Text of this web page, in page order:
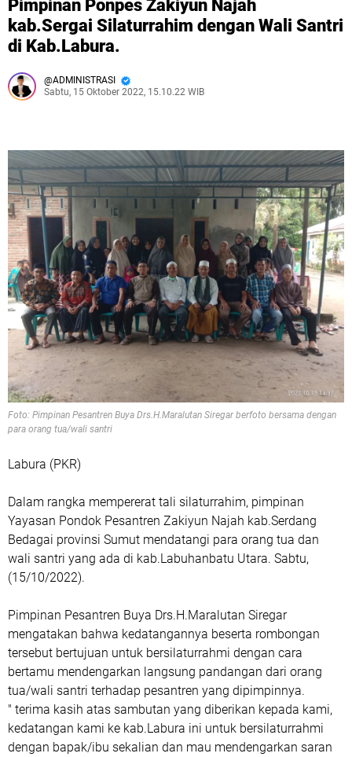
Pimpinan Ponpes Zakiyun Najah
kab.Sergai Silaturrahim dengan Wali Santri
di Kab.Labura.
ADMINISTRASI
Sabtu, 15 Oktober 2022, 15.10.22 WIB
Foto: Pimpinan Pesantren Buya Drs.H.Maralutan Siregar berfoto bersama dengan
para orang tua/wali santri
Labura (PKR)
Dalam rangka mempererat tali silaturrahim, pimpinan
Yayasan Pondok Pesantren Zakiyun Najah kab.Serdang
Bedagai provinsi Sumut mendatangi para orang tua dan
wali santri yang ada di kab.Labuhanbatu Utara. Sabtu,
(15/10/2022).
Pimpinan Pesantren Buya Drs.H.Maralutan Siregar
mengatakan bahwa kedatangannya beserta rombongan
tersebut bertujuan untuk bersilaturrahmi dengan cara
bertamu mendengarkan langsung pandangan dari orang
tua/wali santri terhadap pesantren yang dipimpinnya.
" terima kasih atas sambutan yang diberikan kepada kami,
kedatangan kami ke kab.Labura ini untuk bersilaturrahmi
dengan bapak/ibu sekalian dan mau mendengarkan saran